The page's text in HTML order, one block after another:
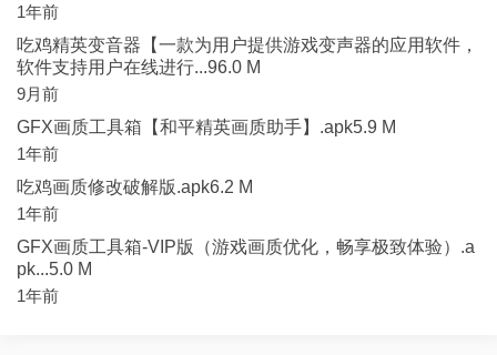
1年前
吃鸡精英变音器【一款为用户提供游戏变声器的应用软件，
软件支持用户在线进行...96.0 M
9月前
GFX画质工具箱【和平精英画质助手】.apk5.9 M
1年前
吃鸡画质修改破解版.apk6.2 M
1年前
GFX画质工具箱-VIP版（游戏画质优化，畅享极致体验）.a
pk...5.0 M
1年前